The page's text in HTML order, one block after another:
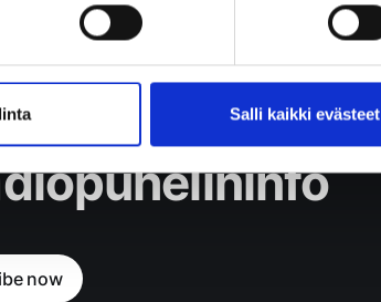
Salli kaikki evästeet
now